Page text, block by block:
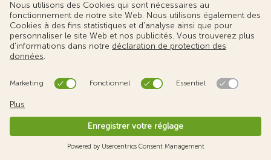
Zones à basses émissions en
Belgique
Dans les zones à basses émissions ou « Low
l’amélioration de la qualité ...
En savoir plus